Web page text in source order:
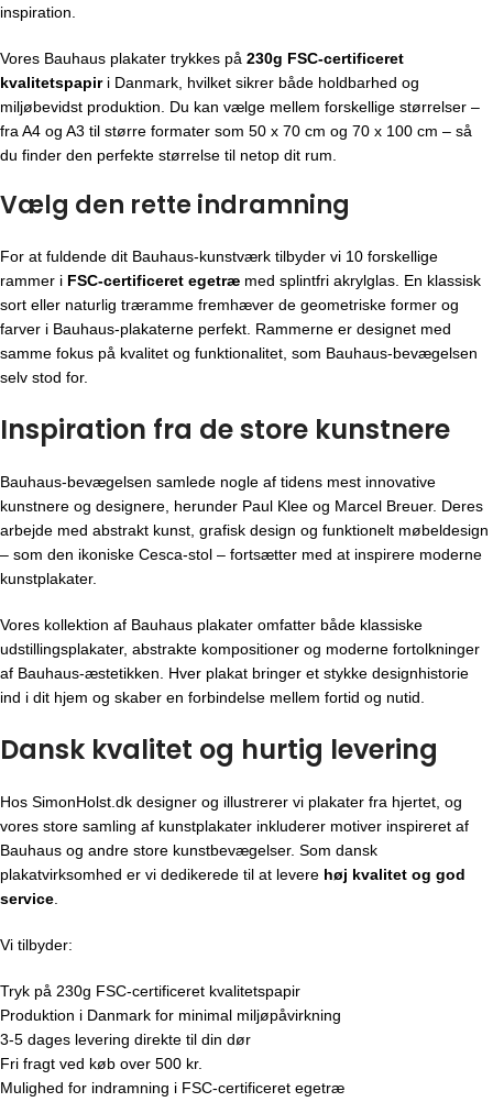
inspiration.
Vores Bauhaus plakater trykkes på 230g FSC-certificeret
kvalitetspapiri Danmark, hvilket sikrer både holdbarhed og
miljøbevidst produktion. Du kan vælge mellem forskellige størrelser –
fra A4 og A3 til større formater som 50 x 70 cm og 70 x 100 cm – så
du finder den perfekte størrelse til netop dit rum.
Vælg den rette indramning
For at fuldende dit Bauhaus-kunstværk tilbyder vi 10 forskellige
rammer i FSC-certificeret egetræ med splintfri akrylglas. En klassisk
sort eller naturlig træramme fremhæver de geometriske former og
farver i Bauhaus-plakaterne perfekt. Rammerne er designet med
samme fokus på kvalitet og funktionalitet, som Bauhaus-bevægelsen
selv stod for.
Inspiration fra de store kunstnere
Bauhaus-bevægelsen samlede nogle af tidens mest innovative
kunstnere og designere, herunder Paul Klee og Marcel Breuer. Deres
arbejde med abstrakt kunst, grafisk design og funktionelt møbeldesign
– som den ikoniske Cesca-stol – fortsætter med at inspirere moderne
kunstplakater.
Vores kollektion af Bauhaus plakater omfatter både klassiske
udstillingsplakater, abstrakte kompositioner og moderne fortolkninger
af Bauhaus-æstetikken. Hver plakat bringer et stykke designhistorie
ind i dit hjem og skaber en forbindelse mellem fortid og nutid.
Dansk kvalitet og hurtig levering
Hos SimonHolst.dk designer og illustrerer vi plakater fra hjertet, og
vores store samling af kunstplakater inkluderer motiver inspireret af
Bauhaus og andre store kunstbevægelser. Som dansk
plakatvirksomhed er vi dedikerede til at levere høj kvalitet og god
service
Vi tilbyder:
Tryk på 230g FSC-certificeret kvalitetspapir
Produktion i Danmark for minimal miljøpåvirkning
3-5 dages levering direkte til din dør
Fri fragt ved køb over 500 kr.
Mulighed for indramning i FSC-certificeret egetræ